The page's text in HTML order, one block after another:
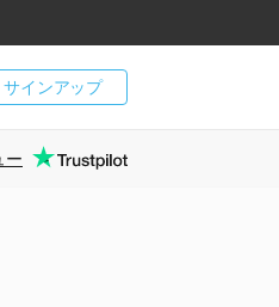
サインアップ
ー